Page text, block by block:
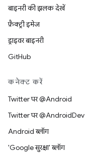
बाइनरी की झलक देखें
फ़ैक्ट्री इमेज
ड्राइवर बाइनरी
GitHub
कनेक्ट करें
Twitter पर @Android
Twitter पर @AndroidDev
Android ब्लॉग
'Google सुरक्षा' ब्लॉग